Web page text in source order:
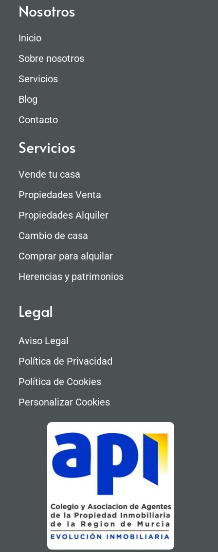
Nosotros
Inicio
Sobre nosotros
Servicios
Blog
Contacto
Servicios
Vende tu casa
Propiedades Venta
Propiedades Alquiler
Cambio de casa
Comprar para alquilar
Herencias y patrimonios
Legal
Aviso Legal
Política de Privacidad
Política de Cookies
Personalizar Cookies